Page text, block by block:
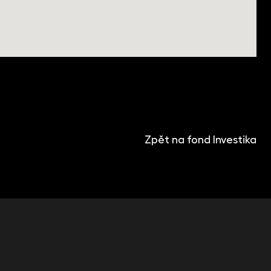
Zpět na fond Investika
Face2Face Business Campus